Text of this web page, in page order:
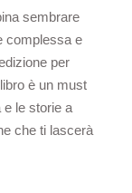
sembrare
complessa e
per
è un must
e le storie a
che ti lascerà